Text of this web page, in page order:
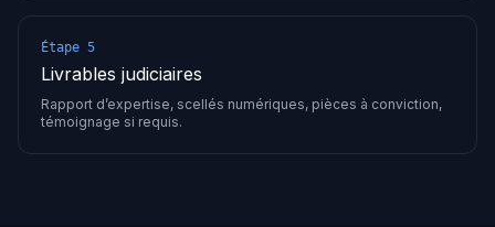
Étape 5
Livrables judiciaires
Rapport d’expertise, scellés numériques, pièces à conviction,
témoignage si requis.